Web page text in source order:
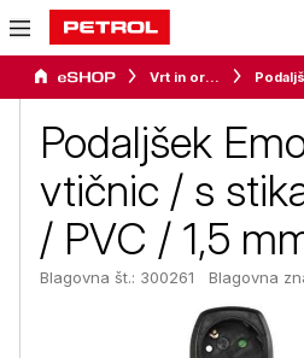
Vrt in orodje
Podaljšek
vtičnic / s
/ PVC / 1,5
Blagovna št.: 300261 Blagovna